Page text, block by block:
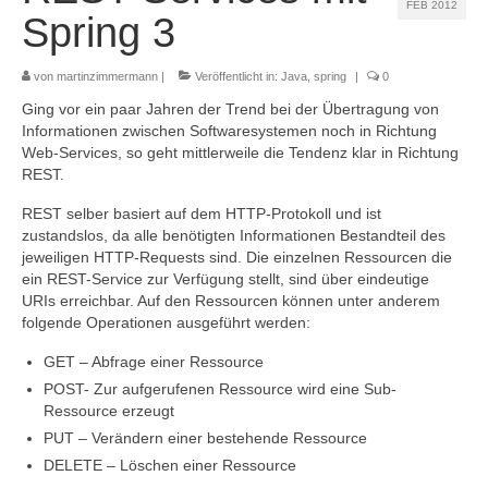
Referenzen
Kontakt
Impressum
Datenschutz
FEB 2012
Spring 3
von martinzimmermann | Veröffentlicht in: Java spring | 0
Ging vor ein paar Jahren der Trend bei der Übertragung von
Informationen zwischen Softwaresystemen noch in Richtung
Web-Services, so geht mittlerweile die Tendenz klar in Richtung
REST.
REST selber basiert auf dem HTTP-Protokoll und ist
zustandslos, da alle benötigten Informationen Bestandteil des
jeweiligen HTTP-Requests sind. Die einzelnen Ressourcen die
ein REST-Service zur Verfügung stellt, sind über eindeutige
URIs erreichbar. Auf den Ressourcen können unter anderem
folgende Operationen ausgeführt werden:
GET – Abfrage einer Ressource
POST- Zur aufgerufenen Ressource wird eine Sub-
Ressource erzeugt
PUT – Verändern einer bestehende Ressource
DELETE – Löschen einer Ressource